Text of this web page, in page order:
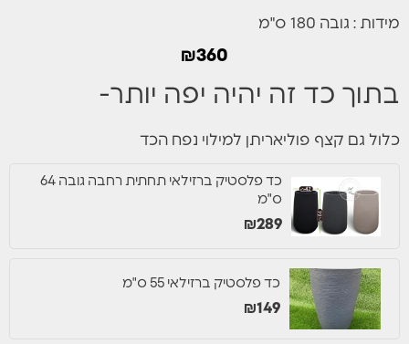
מידות : גובה 180 ס"מ
₪360
בתוך כד זה יהיה יפה יותר-
כלול גם קצף פוליאריתן למילוי נפח הכד
כד פלסטיק ברזילאי תחתית רחבה גובה 64
ס"מ
₪289
כד פלסטיק ברזילאי 55 ס"מ
₪149